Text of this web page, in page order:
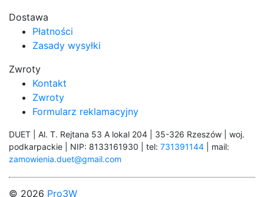
Dostawa
Płatności
Zasady wysyłki
Zwroty
Kontakt
Zwroty
Formularz reklamacyjny
DUET | Al. T. Rejtana 53 A lokal 204 | 35-326 Rzeszów | woj.
podkarpackie | NIP: 8133161930 | tel: 731391144 | mail:
zamowienia.duet@gmail.com
© 2026 Pro3W